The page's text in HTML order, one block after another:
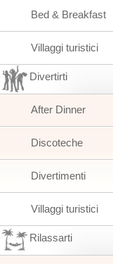
Bed & Breakfast
Villaggi turistici
Divertirti
After Dinner
Discoteche
Divertimenti
Villaggi turistici
Rilassarti